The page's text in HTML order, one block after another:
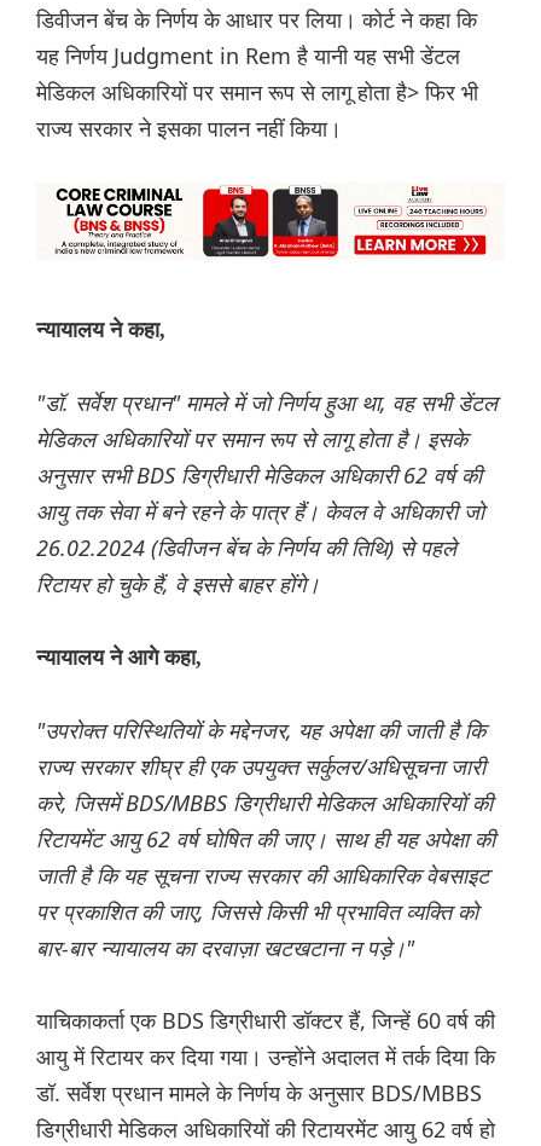
डिवीजन बेंच के निर्णय के आधार पर लिया। कोर्ट ने कहा कि
यह निर्णय Judgment in Rem है यानी यह सभी डेंटल
मेडिकल अधिकारियों पर समान रूप से लागू होता है> फिर भी
राज्य सरकार ने इसका पालन नहीं किया।
न्यायालय ने कहा,
"डॉ. सर्वेश प्रधान" मामले में जो निर्णय हुआ था, वह सभी डेंटल
मेडिकल अधिकारियों पर समान रूप से लागू होता है। इसके
अनुसार सभी BDS डिग्रीधारी मेडिकल अधिकारी 62 वर्ष की
आयु तक सेवा में बने रहने के पात्र हैं। केवल वे अधिकारी जो
26.02.2024 (डिवीजन बेंच के निर्णय की तिथि) से पहले
रिटायर हो चुके हैं, वे इससे बाहर होंगे।
न्यायालय ने आगे कहा,
"उपरोक्त परिस्थितियों के मद्देनजर, यह अपेक्षा की जाती है कि
राज्य सरकार शीघ्र ही एक उपयुक्त सर्कुलर/अधिसूचना जारी
करे, जिसमें BDS/MBBS डिग्रीधारी मेडिकल अधिकारियों की
रिटायमेंट आयु 62 वर्ष घोषित की जाए। साथ ही यह अपेक्षा की
जाती है कि यह सूचना राज्य सरकार की आधिकारिक वेबसाइट
पर प्रकाशित की जाए, जिससे किसी भी प्रभावित व्यक्ति को
बार-बार न्यायालय का दरवाज़ा खटखटाना न पड़े।"
याचिकाकर्ता एक BDS डिग्रीधारी डॉक्टर हैं, जिन्हें 60 वर्ष की
आयु में रिटायर कर दिया गया। उन्होंने अदालत में तर्क दिया कि
डॉ. सर्वेश प्रधान मामले के निर्णय के अनुसार BDS/MBBS
डिग्रीधारी मेडिकल अधिकारियों की रिटायरमेंट आयु 62 वर्ष हो